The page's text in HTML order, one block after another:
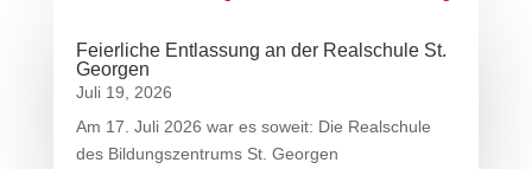
Feierliche Entlassung an der Realschule St.
Georgen
Juli 19, 2026
Am 17. Juli 2026 war es soweit: Die Realschule
des Bildungszentrums St. Georgen